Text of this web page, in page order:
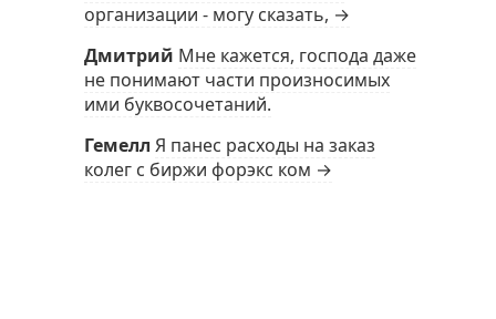
организации - могу сказать, →
Дмитрий Мне кажется, господа даже
не понимают части произносимых
ими буквосочетаний.
Гемелл Я панес расходы на заказ
колег с биржи форэкс ком →